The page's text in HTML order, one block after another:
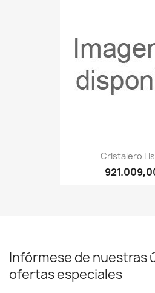
Cristalero
Infórmese de nuestras
ofertas especiales